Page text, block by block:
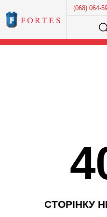
(068) 064-
Розумний пошук...
СТОРІНКУ Н